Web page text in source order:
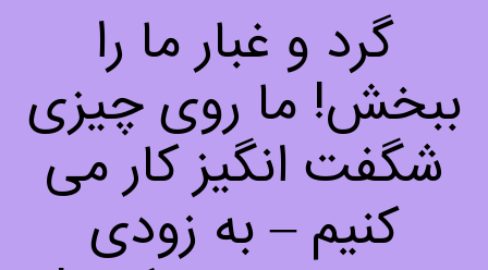
گرد و غبار ما را
ببخش! ما روی چیزی
شگفت انگیز کار می
کنیم – به زودی